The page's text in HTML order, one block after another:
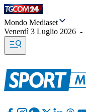
Mondo Mediaset
Venerdì 3 Luglio 2026 -